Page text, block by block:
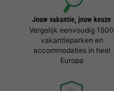
Jouw vakantie, jouw keuze
Vergelijk eenvoudig 1500
vakantieparken en
accommodaties in heel
Europa